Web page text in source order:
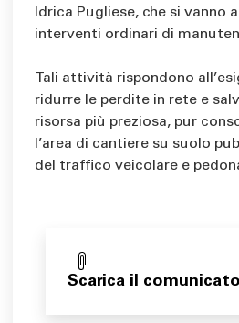
Idrica Pugliese, che si vanno
interventi ordinari di
Tali attività rispondono
ridurre le perdite in rete e
risorsa più preziosa, pur
l’area di cantiere su suolo
del traffico veicolare e
Scarica il comunicato